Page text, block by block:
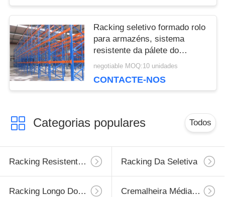
Racking seletivo formado rolo
para armazéns, sistema
resistente da pálete do
racking da pálete
negotiable MOQ:10 unidades
CONTACTE-NOS
Categorias populares Todos
Racking Resistente Da Pálete Racking Da Seletiva
Racking Longo Do Período Cremalheira Média Do Dever